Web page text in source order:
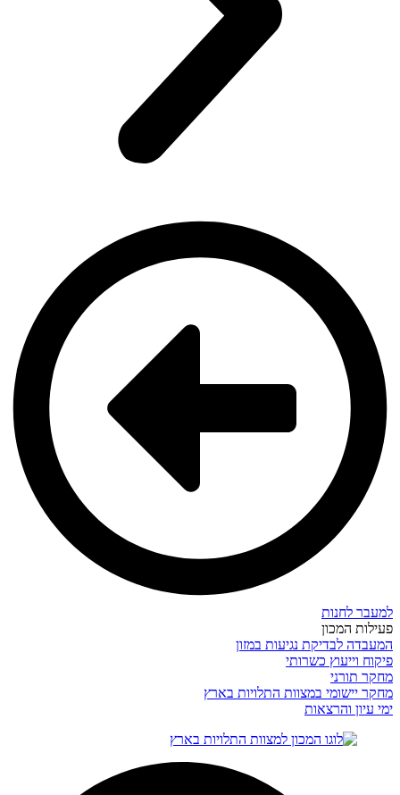
למעבר לחנות
פעילות המכון
המעבדה לבדיקת נגיעות במזון
פיקוח וייעוץ כשרותי
מחקר תורני
מחקר יישומי במצוות התלויות בארץ
ימי עיון והרצאות